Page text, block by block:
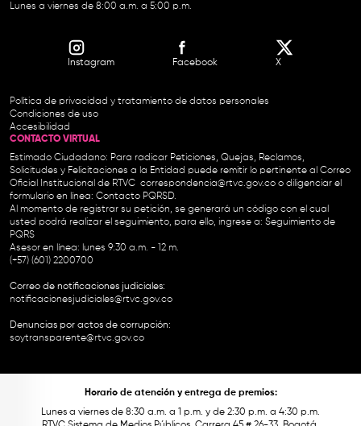
Lunes a viernes de 8:00 a.m. a 5:00 p.m.
Instagram Facebook X
Política de privacidad y tratamiento de datos personales
Condiciones de uso
Accesibilidad
CONTACTO VIRTUAL
Estimado Ciudadano: Para radicar Peticiones, Quejas, Reclamos,
Solicitudes y Felicitaciones a la Entidad puede remitir lo pertinente al Correo
Oficial Institucional de RTVC correspondencia@rtvc.gov.co o diligenciar el
formulario en línea: Contacto PQRSD.
Al momento de registrar su petición, se generará un código con el cual
usted podrá realizar el seguimiento, para ello, ingrese a: Seguimiento de
PQRS
Asesor en línea: lunes 9:30 a.m. - 12 m.
(+57) (601) 2200700
Correo de notificaciones judiciales:
notificacionesjudiciales@rtvc.gov.co
Denuncias por actos de corrupción:
soytransparente@rtvc.gov.co
Horario de atención y entrega de premios:
Lunes a viernes de 8:30 a.m. a 1 p.m. y de 2:30 p.m. a 4:30 p.m.